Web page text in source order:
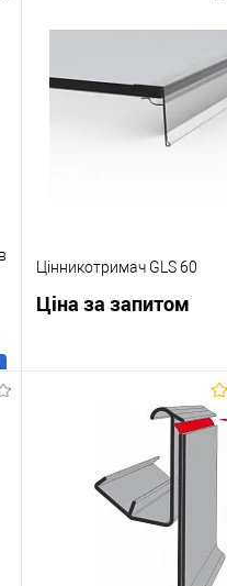
Цінникотримач GLS 60
Ціна за запитом
Запросити
Купити в 1 клік